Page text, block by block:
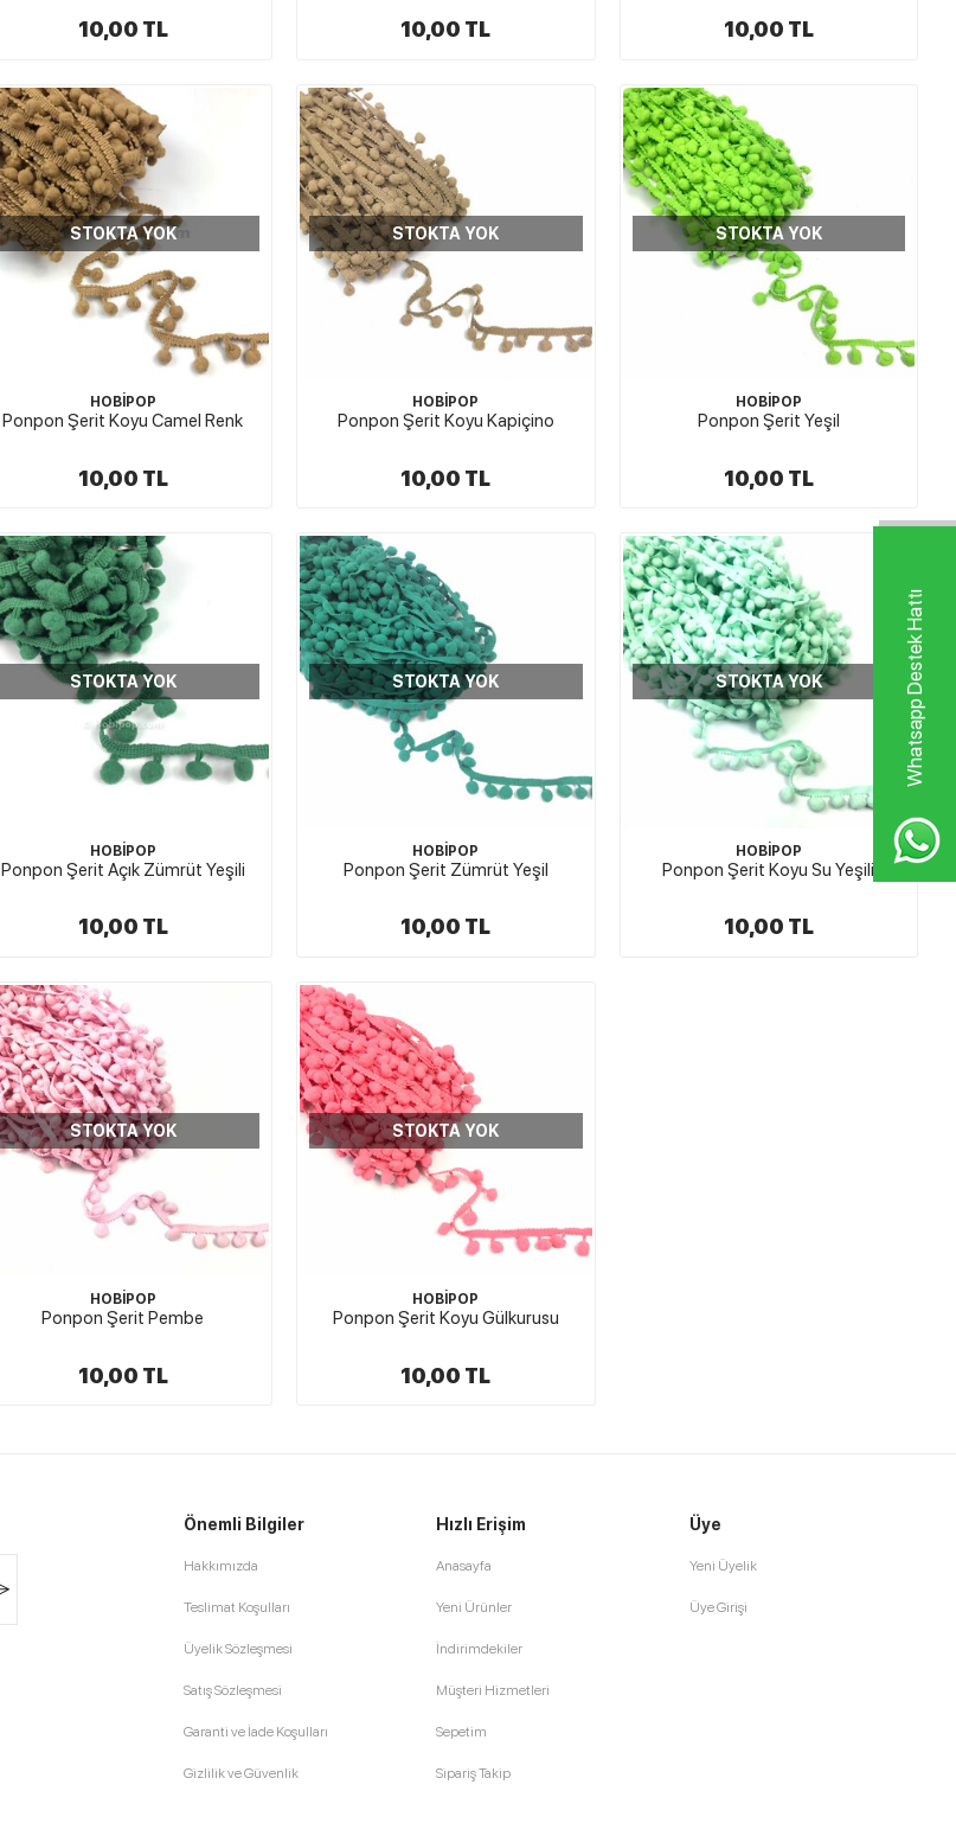
Whatsapp Destek Hattı
10,00 TL 10,00 TL 10,00 TL
STOKTA YOK
HOBİPOP
Ponpon Şerit Koyu Camel Renk
10,00 TL
STOKTA YOK
HOBİPOP
Ponpon Şerit Koyu Kapiçino
10,00 TL
STOKTA YOK
HOBİPOP
Ponpon Şerit Yeşil
10,00 TL
STOKTA YOK
HOBİPOP
Ponpon Şerit Açık Zümrüt Yeşili
10,00 TL
STOKTA YOK
HOBİPOP
Ponpon Şerit Zümrüt Yeşil
10,00 TL
STOKTA YOK
HOBİPOP
Ponpon Şerit Koyu Su Yeşili
10,00 TL
STOKTA YOK
HOBİPOP
Ponpon Şerit Pembe
10,00 TL
STOKTA YOK
HOBİPOP
Ponpon Şerit Koyu Gülkurusu
10,00 TL
Önemli Bilgiler
Hakkımızda
Teslimat Koşulları
Üyelik Sözleşmesi
Satış Sözleşmesi
Garanti ve İade Koşulları
Gizlilik ve Güvenlik
Hızlı Erişim
Anasayfa
Yeni Ürünler
İndirimdekiler
Müşteri Hizmetleri
Sepetim
Sipariş Takip
Üye
Yeni Üyelik
Üye Girişi